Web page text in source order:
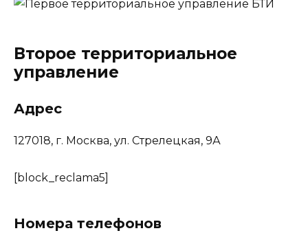
Второе территориальное
управление
Адрес
127018, г. Москва, ул. Стрелецкая, 9А
[block_reclama5]
Номера телефонов